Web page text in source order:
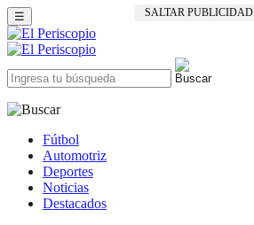
SALTAR PUBLICIDAD
☰
Fútbol
Automotriz
Deportes
Noticias
Destacados